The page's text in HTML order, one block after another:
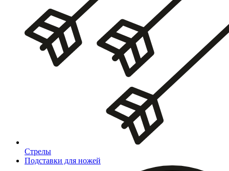
Стрелы
Подставки для ножей